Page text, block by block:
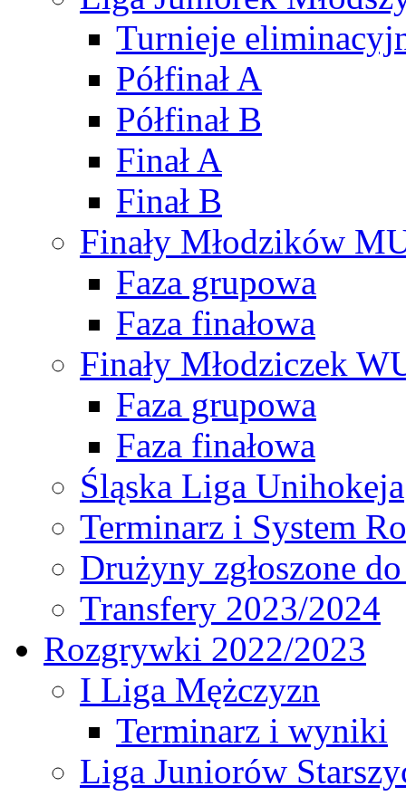
Turnieje
Półfinał A
Półfinał B
Finał A
Finał B
Finały Młodzików
Faza grupowa
Faza finałowa
Finały Młodziczek
Faza grupowa
Faza finałowa
Śląska Liga Unihokeja
Terminarz i System
Drużyny zgłoszone
Transfery 2023/2024
Rozgrywki 2022/2023
I Liga Mężczyzn
Terminarz i wyniki
Liga Juniorów